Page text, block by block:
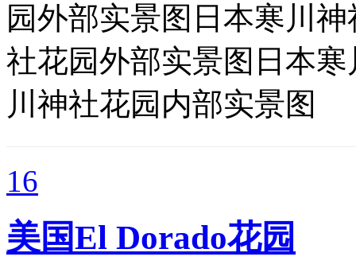
园外部实景图日本寒川
社花园外部实景图日本
川神社花园内部实景图
16
美国El Dorado花园